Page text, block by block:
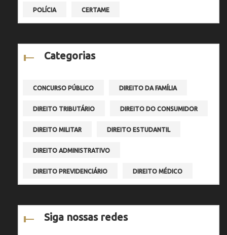
POLÍCIA CERTAME
Categorias
CONCURSO PÚBLICO DIREITO DA FAMÍLIA
DIREITO TRIBUTÁRIO DIREITO DO CONSUMIDOR
DIREITO MILITAR DIREITO ESTUDANTIL
DIREITO ADMINISTRATIVO
DIREITO PREVIDENCIÁRIO DIREITO MÉDICO
Siga nossas redes